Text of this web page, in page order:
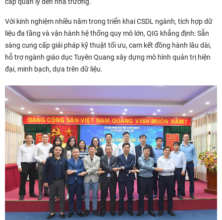
cấp quản lý đến nhà trường.
Với kinh nghiệm nhiều năm trong triển khai CSDL ngành, tích hợp dữ
liệu đa tầng và vận hành hệ thống quy mô lớn, QIG khẳng định: Sẵn
sàng cung cấp giải pháp kỹ thuật tối ưu, cam kết đồng hành lâu dài,
hỗ trợ ngành giáo dục Tuyên Quang xây dựng mô hình quản trị hiện
đại, minh bạch, dựa trên dữ liệu.